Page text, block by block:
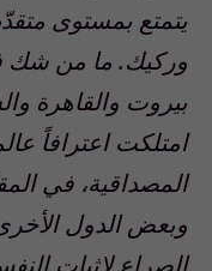
يتمتع بمستوى
وركيك. ما من شك
بيروت والقاهرة
امتلكت اعترافاً
المصداقية، في
وبعض الدول
الصراع لإثبات